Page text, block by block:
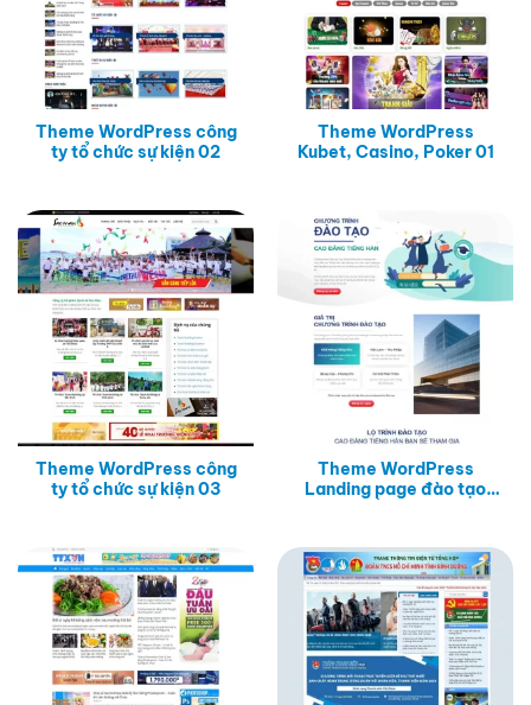
Theme WordPress công
ty tổ chức sự kiện 02
Theme WordPress
Kubet, Casino, Poker 01
Theme WordPress công
ty tổ chức sự kiện 03
Theme WordPress
Landing page đào tạo